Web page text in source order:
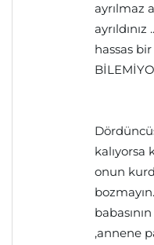
ayrılmaz
hassas
onun
bozmayın.
,annene